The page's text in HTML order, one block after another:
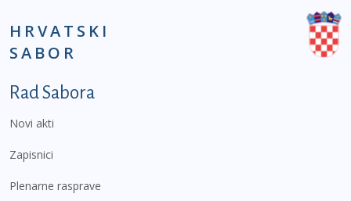
HRVATSKI
SABOR
Podnožje prvi izbornik
Rad Sabora
Novi akti
Zapisnici
Plenarne rasprave